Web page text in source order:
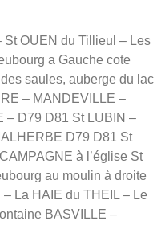
St OUEN du Tillieul – Les
a Gauche cote
saules, auberge du lac
– MANDEVILLE –
– D79 D81 St LUBIN –
D79 D81 St
à l’église St
au moulin à droite
La HAIE du THEIL – Le
BASVILLE –